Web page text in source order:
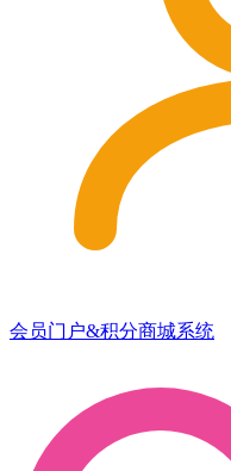
会员门户&积分商城系统